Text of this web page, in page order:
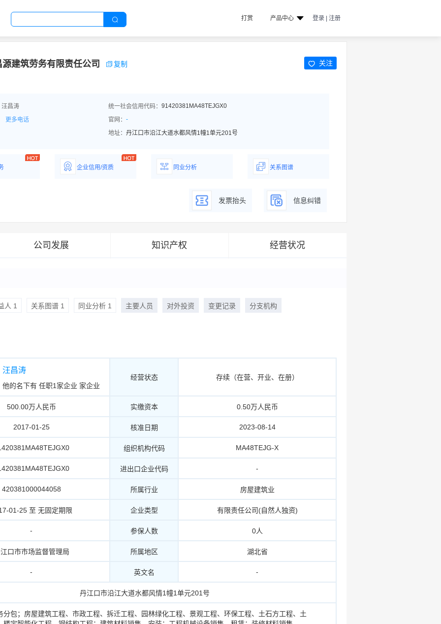
打赏 产品中心 登录 | 注册
建筑劳务有限责任公司 复制 关注
汪昌涛 统一社会信用代码： 91420381MA48TEJGX0
更多电话 官网： -
地址： 丹江口市沿江大道水都风情1幢1单元201号
企业信用/资质
同业分析
关系图谱
发票抬头 信息纠错
公司发展 知识产权 经营状况
人 1 关系图谱 1 同业分析 1 主要人员 对外投资 变更记录 分支机构
汪昌涛
他的名下有 任职1家企业 家企业
经营状态 存续（在营、开业、在册）
500.00万人民币 实缴资本 0.50万人民币
2017-01-25 核准日期 2023-08-14
组织机构代码 MA48TEJG-X
进出口企业代码 -
420381000044058 所属行业 房屋建筑业
01-25 至 无固定期限 企业类型 有限责任公司(自然人独资)
- 参保人数 0人
口市市场监督管理局 所属地区 湖北省
- 英文名 -
丹江口市沿江大道水都风情1幢1单元201号
分包；房屋建筑工程、市政工程、拆迁工程、园林绿化工程、景观工程、环保工程、土石方工程、土